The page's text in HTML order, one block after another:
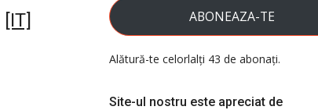
[IT]
ABONEAZA-TE
Alătură-te celorlalți 43 de abonați.
Site-ul nostru este apreciat de